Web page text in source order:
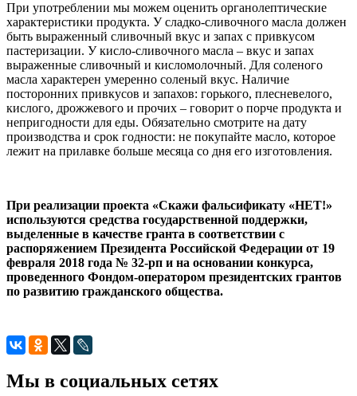
При употреблении мы можем оценить органолептические
характеристики продукта. У сладко-сливочного масла должен
быть выраженный сливочный вкус и запах с привкусом
пастеризации. У кисло-сливочного масла – вкус и запах
выраженные сливочный и кисломолочный. Для соленого
масла характерен умеренно соленый вкус. Наличие
посторонних привкусов и запахов: горького, плесневелого,
кислого, дрожжевого и прочих – говорит о порче продукта и
непригодности для еды. Обязательно смотрите на дату
производства и срок годности: не покупайте масло, которое
лежит на прилавке больше месяца со дня его изготовления.
При реализации проекта «Скажи фальсификату «НЕТ!»
используются средства государственной поддержки,
выделенные в качестве гранта в соответствии с
распоряжением Президента Российской Федерации от 19
февраля 2018 года № 32-рп и на основании конкурса,
проведенного Фондом-оператором президентских грантов
по развитию гражданского общества.
Мы в социальных сетях